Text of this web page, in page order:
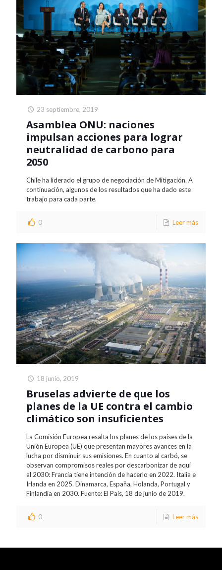
23 septiembre, 2019
Asamblea ONU: naciones
impulsan acciones para lograr
neutralidad de carbono para
2050
Chile ha liderado el grupo de negociación de Mitigación. A
continuación, algunos de los resultados que ha dado este
trabajo para cada parte.
0 Leer más
18 junio, 2019
Bruselas advierte de que los
planes de la UE contra el cambio
climático son insuficientes
La Comisión Europea resalta los planes de los países de la
Unión Europea (UE) que presentan mayores avances en la
lucha por disminuir sus emisiones. En cuanto al carbó, se
observan compromisos reales por descarbonizar de aquí
al 2030: Francia tiene intención de hacerlo en 2022. Italia e
Irlanda en 2025. Dinamarca, España, Holanda, Portugal y
Finlandia en 2030. Fuente: El País, 18 de junio de 2019.
0 Leer más